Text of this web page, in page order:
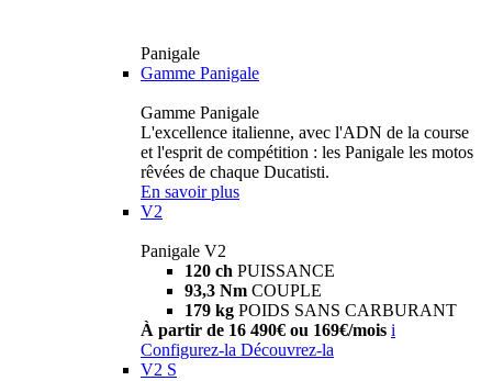
Panigale
Gamme Panigale
Gamme Panigale
L'excellence italienne, avec l'ADN de la course
et l'esprit de compétition : les Panigale les motos
rêvées de chaque Ducatisti.
En savoir plus
V2
Panigale V2
120 ch PUISSANCE
93,3 Nm COUPLE
179 kg POIDS SANS CARBURANT
À partir de 16 490€ ou 169€/mois i
Configurez-la Découvrez-la
V2 S